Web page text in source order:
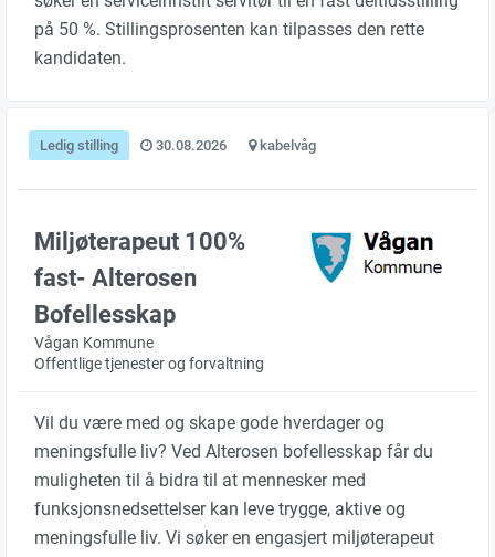
på 50 %. Stillingsprosenten kan tilpasses den rette
kandidaten.
Ledig stilling 30.08.2026 kabelvåg
Miljøterapeut 100%
fast- Alterosen
Bofellesskap
Vågan Kommune
Offentlige tjenester og forvaltning
Vil du være med og skape gode hverdager og
meningsfulle liv? Ved Alterosen bofellesskap får du
muligheten til å bidra til at mennesker med
funksjonsnedsettelser kan leve trygge, aktive og
meningsfulle liv. Vi søker en engasjert miljøterapeut